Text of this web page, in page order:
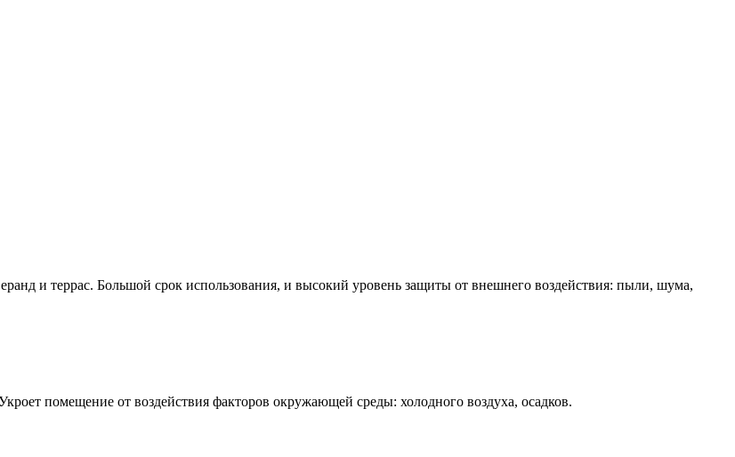
и террас. Большой срок использования, и высокий уровень защиты от внешнего воздействия: пыли, шума,
помещение от воздействия факторов окружающей среды: холодного воздуха, осадков.